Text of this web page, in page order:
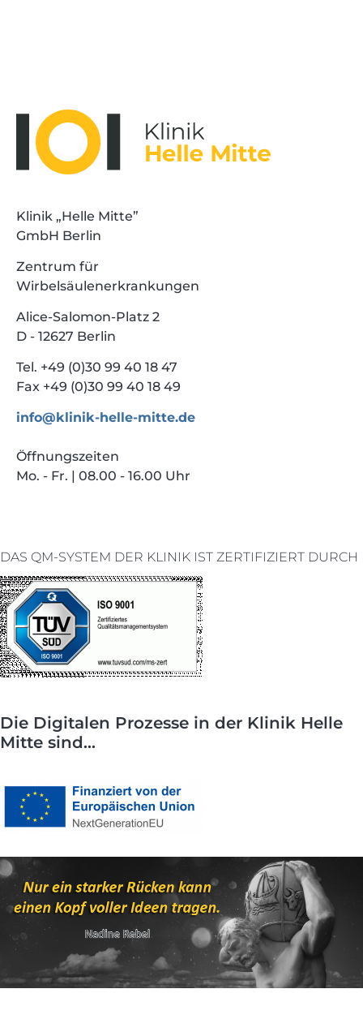
Klinik „Helle Mitte”
GmbH Berlin
Zentrum für
Wirbelsäulenerkrankungen
Alice-Salomon-Platz 2
D - 12627 Berlin
Tel. +49 (0)30 99 40 18 47
Fax +49 (0)30 99 40 18 49
info@klinik-helle-mitte.de
Öffnungszeiten
Mo. - Fr. | 08.00 - 16.00 Uhr
DAS QM-SYSTEM DER KLINIK IST ZERTIFIZIERT DURCH
Die Digitalen Prozesse in der Klinik Helle
Mitte sind...